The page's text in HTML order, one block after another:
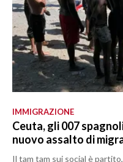
IMMIGRAZIONE
Ceuta, gli 007
nuovo assalto di
Il tam tam sui social è